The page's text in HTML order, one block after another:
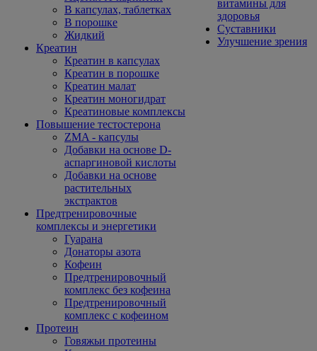
В капсулах, таблетках
В порошке
Жидкий
Креатин
Креатин в капсулах
Креатин в порошке
Креатин малат
Креатин моногидрат
Креатиновые комплексы
Повышение тестостерона
ZMA - капсулы
Добавки на основе D-
аспаргиновой кислоты
Добавки на основе
растительных
экстрактов
Предтренировочные
комплексы и энергетики
Гуарана
Донаторы азота
Кофеин
Предтренировочный
комплекс без кофеина
Предтренировочный
комплекс с кофеином
Протеин
Говяжьи протеины
витамины для
здоровья
Суставники
Улучшение зрения